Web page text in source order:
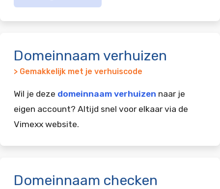
Domeinnaam verhuizen
> Gemakkelijk met je verhuiscode
Wil je deze domeinnaam verhuizen naar je
eigen account? Altijd snel voor elkaar via de
Vimexx website.
Domeinnaam checken